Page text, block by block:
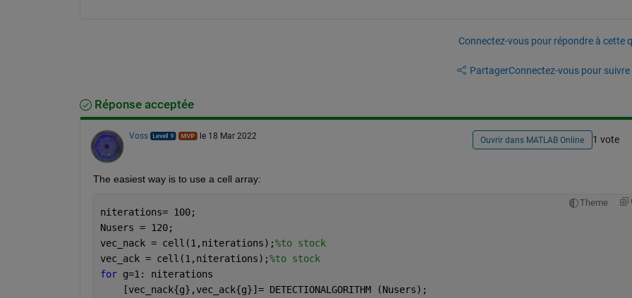
Connectez-vous pour répondre à cette
PartagerConnectez-vous pour suivre
Réponse acceptée
Voss le 18 Mar 2022 Ouvrir dans MATLAB Online 1 vote
The easiest way is to use a cell array:
Theme
niterations= 100;
Nusers = 120;
vec_nack = cell(1,niterations);%to stock
vec_ack = cell(1,niterations);%to stock
for g=1: niterations
    [vec_nack{g},vec_ack{g}]= DETECTIONALGORITHM (Nusers);